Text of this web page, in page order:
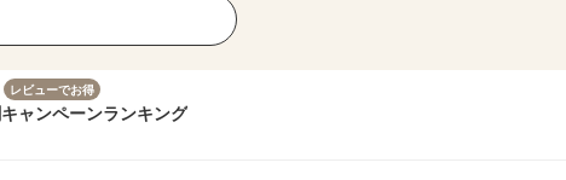
レビューでお得
キャンペーンランキング